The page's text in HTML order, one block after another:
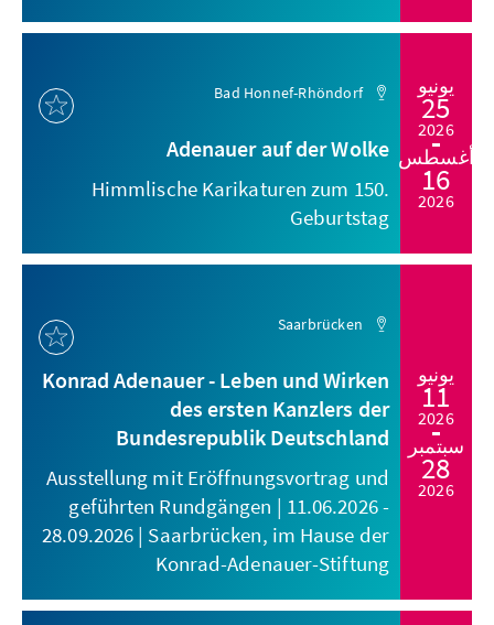
يونيو
25
2026
أغسطس
16
2026
Bad Honnef-Rhöndorf
Adenauer auf der Wolke
Himmlische Karikaturen zum 150.
Geburtstag
يونيو
11
2026
سبتمبر
28
2026
Saarbrücken
Konrad Adenauer - Leben und Wirken
des ersten Kanzlers der
Bundesrepublik Deutschland
Ausstellung mit Eröffnungsvortrag und
geführten Rundgängen | 11.06.2026 -
28.09.2026 | Saarbrücken, im Hause der
Konrad-Adenauer-Stiftung